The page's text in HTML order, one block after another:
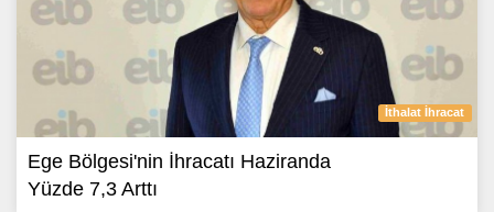
İthalat İhracat
Ege Bölgesi'nin İhracatı Haziranda
Yüzde 7,3 Arttı